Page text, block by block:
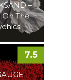
–
On The
7.5